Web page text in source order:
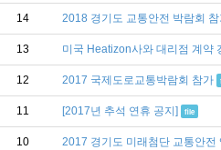
14 2018 경기도 교통안전 박람회
13 미국 Heatizon사와 대리점 계약
12 2017 국제도로교통박람회 참가
11 [2017년 추석 연휴 공지] file
10 2017 경기도 미래첨단 교통안전